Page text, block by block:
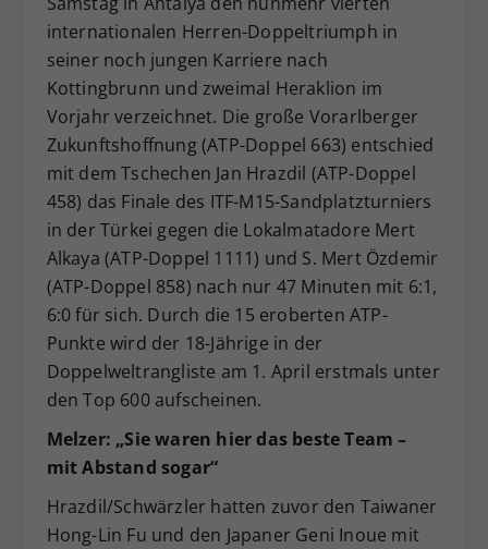
internationalen Herren-Doppeltriumph in
seiner noch jungen Karriere nach
Kottingbrunn und zweimal Heraklion im
Vorjahr verzeichnet. Die große Vorarlberger
Zukunftshoffnung (ATP-Doppel 663) entschied
mit dem Tschechen Jan Hrazdil (ATP-Doppel
458) das Finale des ITF-M15-Sandplatzturniers
in der Türkei gegen die Lokalmatadore Mert
Alkaya (ATP-Doppel 1111) und S. Mert Özdemir
(ATP-Doppel 858) nach nur 47 Minuten mit 6:1,
6:0 für sich. Durch die 15 eroberten ATP-
Punkte wird der 18-Jährige in der
Doppelweltrangliste am 1. April erstmals unter
den Top 600 aufscheinen.
Melzer: „Sie waren hier das beste Team –
mit Abstand sogar“
Hrazdil/Schwärzler hatten zuvor den Taiwaner
Hong-Lin Fu und den Japaner Geni Inoue mit
Zweck
Dieser Wert speichert Ihre Consent-
Einstellungen. Unter anderem eine
zufällig generierte ID, für die
historische Speicherung Ihrer
vorgenommen Einstellungen, falls der
Webseiten-Betreiber dies eingestellt
hat.